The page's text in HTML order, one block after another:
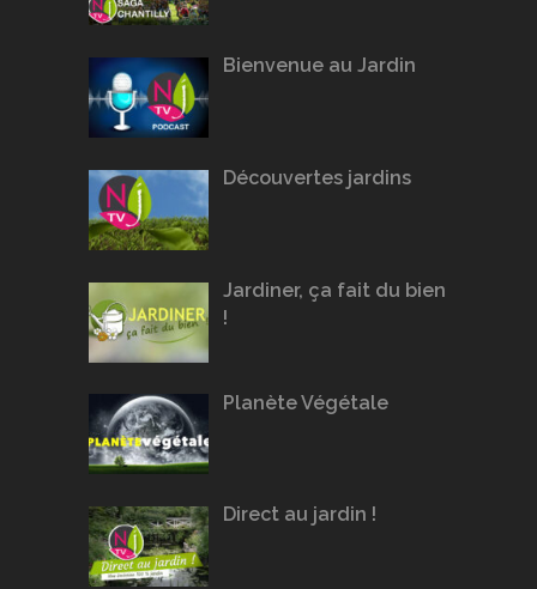
Bienvenue au Jardin
Découvertes jardins
Jardiner, ça fait du bien
!
Planète Végétale
Direct au jardin !